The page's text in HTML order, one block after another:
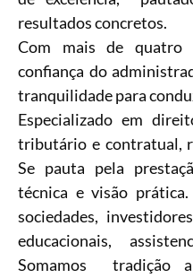
resultados concretos.
Com mais de quatro
confiança do
tranquilidade para
Especializado em
tributário e contratual,
Se pauta pela
técnica e visão
sociedades,
educacionais,
Somamos tradição